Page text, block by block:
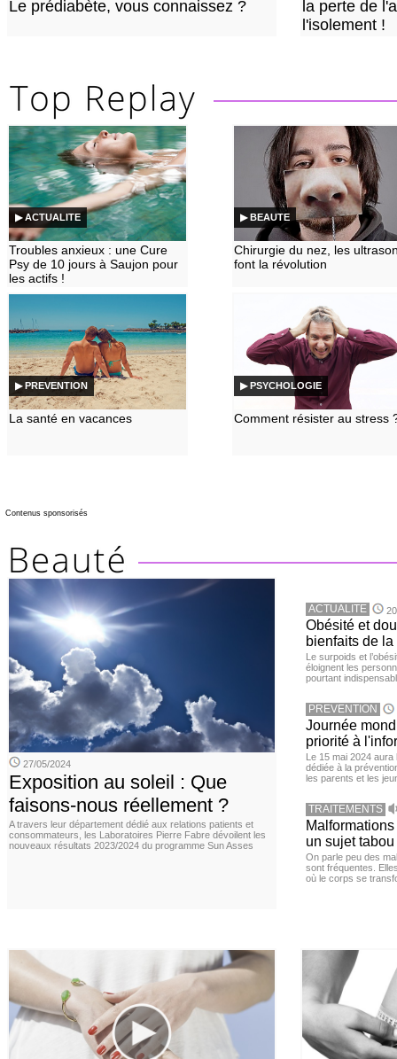
Le prédiabète, vous connaissez ?
la perte de
l'isolement !
▶ ACTUALITE
Troubles anxieux : une Cure
Psy de 10 jours à Saujon pour
les actifs !
▶ BEAUTE
Chirurgie du nez, les
font la révolution
▶ PREVENTION
La santé en vacances
▶ PSYCHOLOGIE
Comment résister au stress
Contenus sponsorisés
27/05/2024
Exposition au soleil : Que
faisons-nous réellement ?
A travers leur département dédié aux relations patients et
consommateurs, les Laboratoires Pierre Fabre dévoilent les
nouveaux résultats 2023/2024 du programme Sun Asses
ACTUALITE
Obésité et
bienfaits de
Le surpoids et
éloignent les
pourtant
PREVENTION
Journée
priorité à
Le 15 mai 2024 aura
dédiée à la
les parents et les
TRAITEMENTS
un sujet tabou
On parle peu des
sont fréquentes.
où le corps se